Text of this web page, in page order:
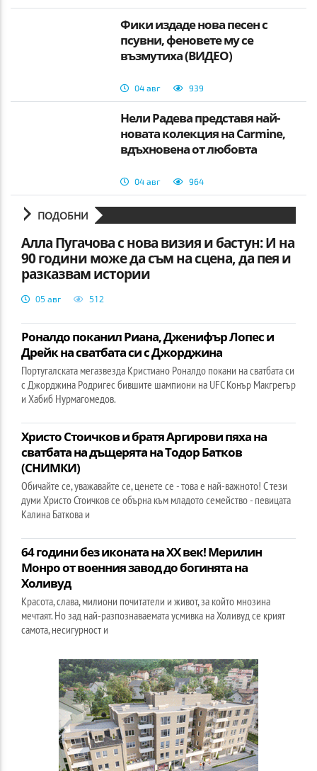
Фики издаде нова песен с
псувни, феновете му се
възмутиха (ВИДЕО)
04 авг 939
Нели Радева представя най-
новата колекция на Carmine,
вдъхновена от любовта
04 авг 964
ПОДОБНИ
Алла Пугачова с нова визия и бастун: И на
90 години може да съм на сцена, да пея и
разказвам истории
05 авг 512
Роналдо поканил Риана, Дженифър Лопес и
Дрейк на сватбата си с Джорджина
Португалската мегазвезда Кристиано Роналдо покани на сватбата си
с Джорджина Родригес бившите шампиони на UFC Конър Макгрегър
и Хабиб Нурмагомедов.
Христо Стоичков и братя Аргирови пяха на
сватбата на дъщерята на Тодор Батков
(СНИМКИ)
Обичайте се, уважавайте се, ценете се - това е най-важното! С тези
думи Христо Стоичков се обърна към младото семейство - певицата
Калина Баткова и
64 години без иконата на XX век! Мерилин
Монро от военния завод до богинята на
Холивуд
Красота, слава, милиони почитатели и живот, за който мнозина
мечтаят. Но зад най-разпознаваемата усмивка на Холивуд се крият
самота, несигурност и